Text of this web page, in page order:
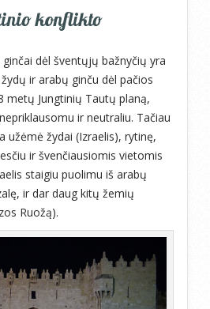
konflikto
dėl šventųjų bažnyčių yra
ir arabų ginču dėl pačios
metų Jungtinių Tautų planą,
ir neutraliu. Tačiau
užėmė žydai (Izraelis), rytinę,
ir švenčiausiomis vietomis
staigiu puolimu iš arabų
ir dar daug kitų žemių
Ruožą).